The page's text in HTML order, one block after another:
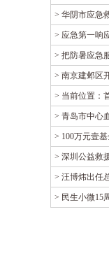
> 华阴市应急
> 应急第一响
> 把防暑应急
> 南京建邺区
> 当前位置：
> 青岛市中心
> 100万元壹
> 深圳公益救
> 汪博炜出任
> 民生小微15